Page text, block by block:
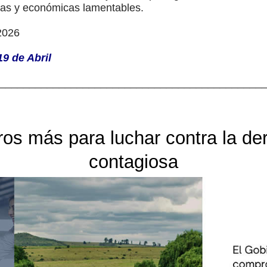
y económicas lamentables.
de Abril
más para luchar contra la
contagiosa